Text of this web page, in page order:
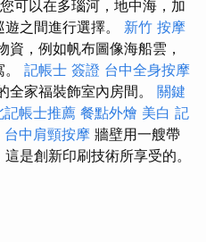
您可以在多瑙河，地中海，加
之間進行選擇。 新竹 按摩
資，例如帆布圖像海船雲，
記帳士 簽證 台中全身按摩
全家福裝飾室內房間。 關鍵
記帳士推薦 餐點外燴 美白 記
台中肩頸按摩 牆壁用一艘帶
是創新印刷技術所享受的。